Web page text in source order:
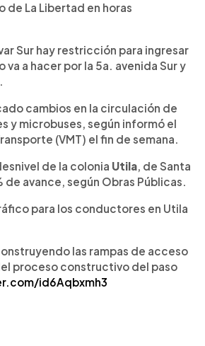
de La Libertad en horas
Sur hay restricción para ingresar
va a hacer por la 5a. avenida Sur y
cambios en la circulación de
y microbuses, según informó el
(VMT) el fin de semana.
de la colonia Utila, de Santa
de avance, según Obras Públicas.
para los conductores en Utila
las rampas de acceso
proceso constructivo del paso
id6Aqbxmh3